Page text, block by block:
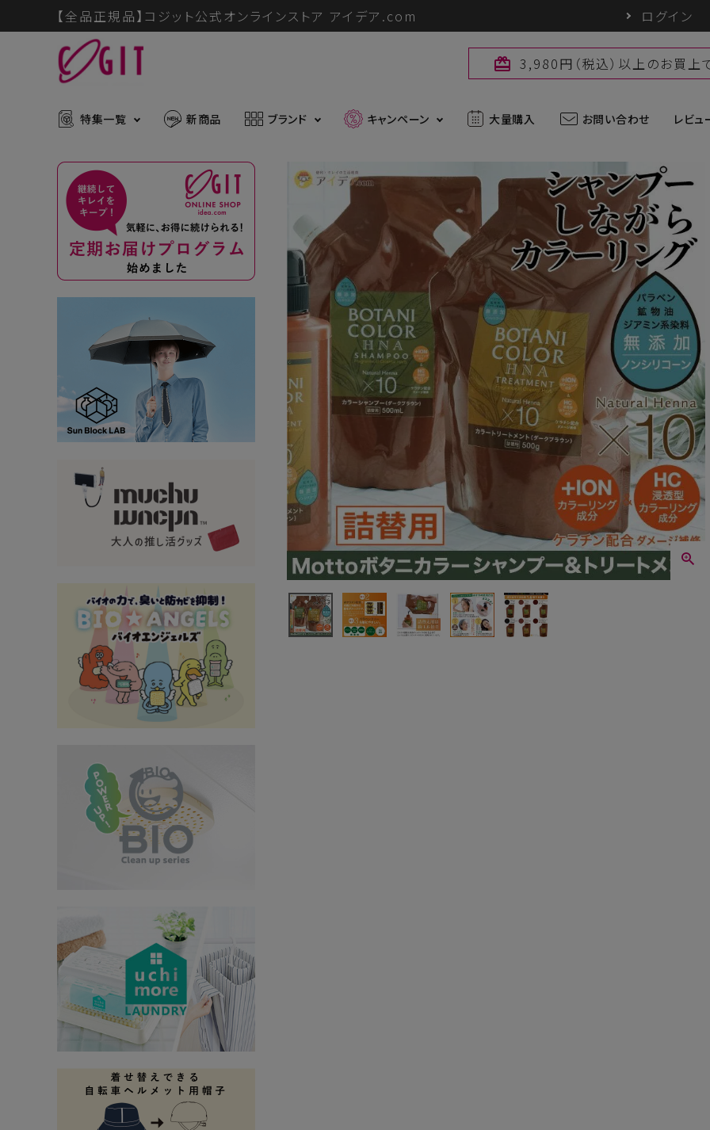
【全品正規品】コジット公式オンラインストア アイデア.com ログイン
card_giftcard 3,980円（税込）以上のお買上
特集一覧
最新入荷アイテム
メディア掲載アイテム 暑さ・紫外線対策グッズ ブランド一覧
推し活グッズ 掃除グッズ アウトドアグッズ
ボディケアグッズ ヘアケアグッズ
大量購入・法人
新商品 ブランド
muchu muchu Sun Block LAB パワーバイオ
キャンペーン 大量購入 お問い合わせ レビュ
ACCOUNT MENU
ようこそ ゲスト 様
暑さ・紫外線対策グッズ
ボディメイクグッズ
アウトドア・トラベル
ご利用ガイド
プライバシーポリシー
特定商取引法について
会社概要
お問い合わせ